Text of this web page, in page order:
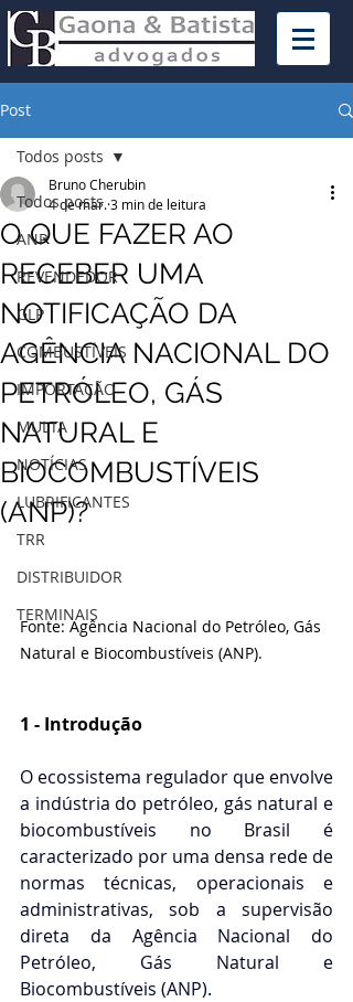
Post
Todos posts
ANP
REVENDEDOR
GLP
COMBUSTÍVEIS
IMPORTAÇÃO
MULTA
NOTÍCIAS
LUBRIFICANTES
TRR
DISTRIBUIDOR
TERMINAIS
Todos posts
O QUE FAZER AO
RECEBER UMA
NOTIFICAÇÃO DA
AGÊNCIA NACIONAL DO
PETRÓLEO, GÁS
NATURAL E
BIOCOMBUSTÍVEIS
(ANP)?
Bruno Cherubin
4 de mar.3 min de leitura
Fonte: Agência Nacional do Petróleo, Gás
Natural e Biocombustíveis (ANP).
1 - Introdução
O ecossistema regulador que envolve
a indústria do petróleo, gás natural e
biocombustíveis no Brasil é
caracterizado por uma densa rede de
normas técnicas, operacionais e
administrativas, sob a supervisão
direta da Agência Nacional do
Petróleo, Gás Natural e
Biocombustíveis (ANP).